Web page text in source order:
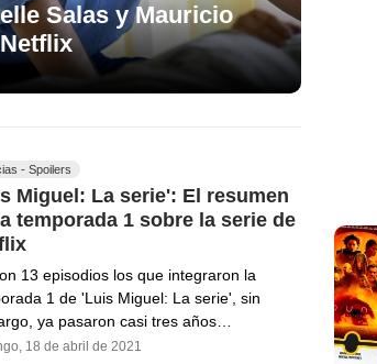
Salas y Mauricio
- Spoilers
Miguel: La serie': El resumen
temporada 1 sobre la serie de
13 episodios los que integraron la
1 de 'Luis Miguel: La serie', sin
ya pasaron casi tres años…
18 de abril de 2021